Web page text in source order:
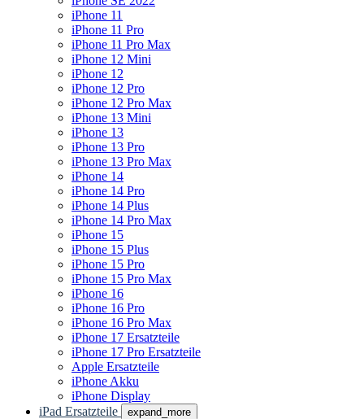
iPhone 11
iPhone 11 Pro
iPhone 11 Pro Max
iPhone 12 Mini
iPhone 12
iPhone 12 Pro
iPhone 12 Pro Max
iPhone 13 Mini
iPhone 13
iPhone 13 Pro
iPhone 13 Pro Max
iPhone 14
iPhone 14 Pro
iPhone 14 Plus
iPhone 14 Pro Max
iPhone 15
iPhone 15 Plus
iPhone 15 Pro
iPhone 15 Pro Max
iPhone 16
iPhone 16 Pro
iPhone 16 Pro Max
iPhone 17 Ersatzteile
iPhone 17 Pro Ersatzteile
Apple Ersatzteile
iPhone Akku
iPhone Display
iPad Ersatzteile
expand_more